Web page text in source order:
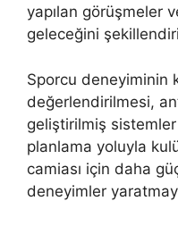
yapılan görüşmeler
geleceğini
Sporcu deneyiminin
değerlendirilmesi,
geliştirilmiş
planlama yoluyla
camiası için daha
deneyimler